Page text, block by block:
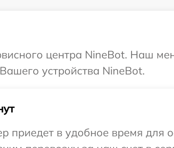
центра NineBot. Наш
устройства NineBot.
в удобное время для